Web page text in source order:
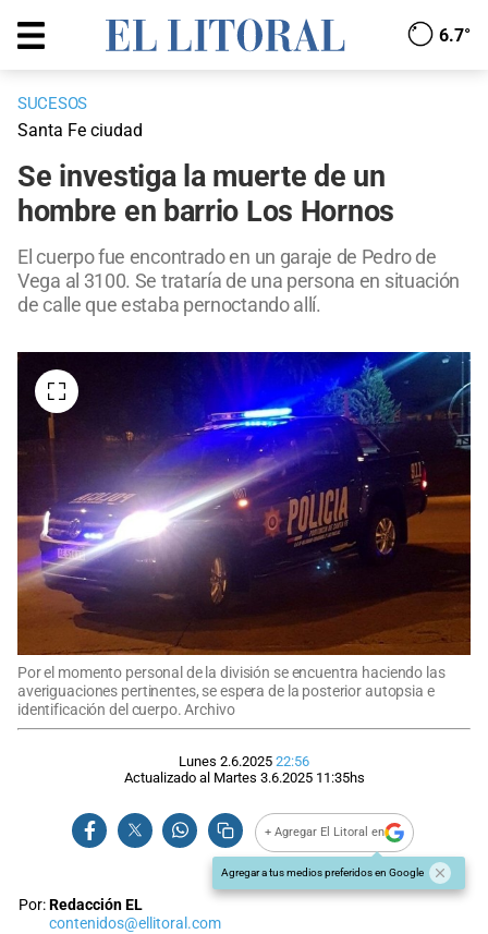
6.7°
SUCESOS
Santa Fe ciudad
Se investiga la muerte de un
hombre en barrio Los Hornos
El cuerpo fue encontrado en un garaje de Pedro de
Vega al 3100. Se trataría de una persona en situación
de calle que estaba pernoctando allí.
Por el momento personal de la división se encuentra haciendo las
averiguaciones pertinentes, se espera de la posterior autopsia e
identificación del cuerpo. Archivo
Lunes 2.6.2025 22:56
Actualizado al Martes 3.6.2025 11:35hs
+ Agregar El Litoral en
Agregar a tus medios preferidos en Google
Por:Redacción EL
contenidos@ellitoral.com